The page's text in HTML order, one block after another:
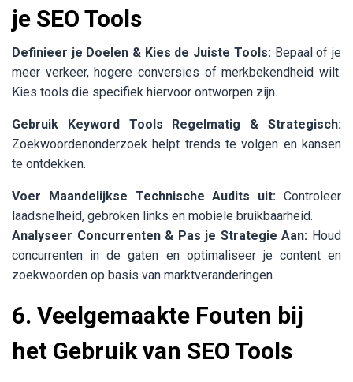
je SEO Tools
Definieer je Doelen & Kies de Juiste Tools: Bepaal of je
meer verkeer, hogere conversies of merkbekendheid wilt.
Kies tools die specifiek hiervoor ontworpen zijn.
Gebruik Keyword Tools Regelmatig & Strategisch:
Zoekwoordenonderzoek helpt trends te volgen en kansen
te ontdekken.
Voer Maandelijkse Technische Audits uit: Controleer
laadsnelheid, gebroken links en mobiele bruikbaarheid.
Analyseer Concurrenten & Pas je Strategie Aan: Houd
concurrenten in de gaten en optimaliseer je content en
zoekwoorden op basis van marktveranderingen.
6. Veelgemaakte Fouten bij
het Gebruik van SEO Tools